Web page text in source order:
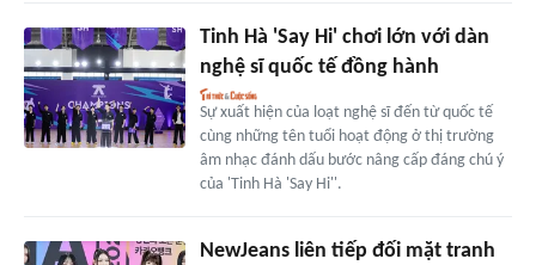
Tinh Hà 'Say Hi' chơi lớn với dàn
nghệ sĩ quốc tế đồng hành
Sự xuất hiện của loạt nghệ sĩ đến từ quốc tế
cùng những tên tuổi hoạt động ở thị trường
âm nhạc đánh dấu bước nâng cấp đáng chú ý
của 'Tinh Hà 'Say Hi''.
NewJeans liên tiếp đối mặt tranh